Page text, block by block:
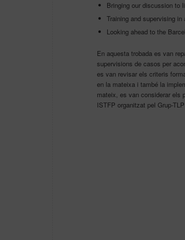
Bringing our discussion to
Training and supervising
Looking ahead to the
En aquesta trobada es van
supervisions de casos per
es van revisar els criteris
en la mateixa i també la
mateix, es van considerar els
ISTFP organitzat pel Grup-